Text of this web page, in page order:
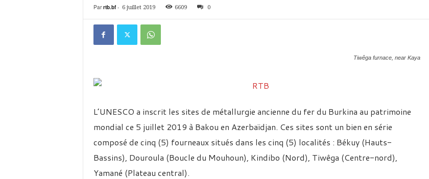
i
Par rtb.bf- 6 juillet 2019 6609 0
Tiwêga furnace, near Kaya
L’UNESCO a inscrit les sites de métallurgie ancienne du fer du Burkina au patrimoine
mondial ce 5 juillet 2019 à Bakou en Azerbaïdjan. Ces sites sont un bien en série
composé de cinq (5) fourneaux situés dans les cinq (5) localités : Békuy (Hauts-
Bassins), Douroula (Boucle du Mouhoun), Kindibo (Nord), Tiwêga (Centre-nord),
Yamané (Plateau central).